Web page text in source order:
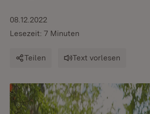
08.12.2022
Lesezeit: 7 Minuten
Teilen Text vorlesen